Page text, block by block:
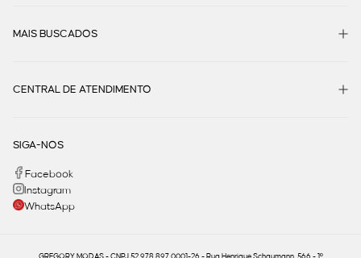
MAIS BUSCADOS
CENTRAL DE ATENDIMENTO
SIGA-NOS
Facebook
Instagram
WhatsApp
GREGORY MODAS - CNPJ 52.978.897.0001-26 - Rua Henrique Schaumann, 566 - 1º